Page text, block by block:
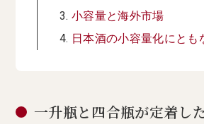
小容量と海外市場
日本酒の小容量化にとも
一升瓶と四合瓶が定着し